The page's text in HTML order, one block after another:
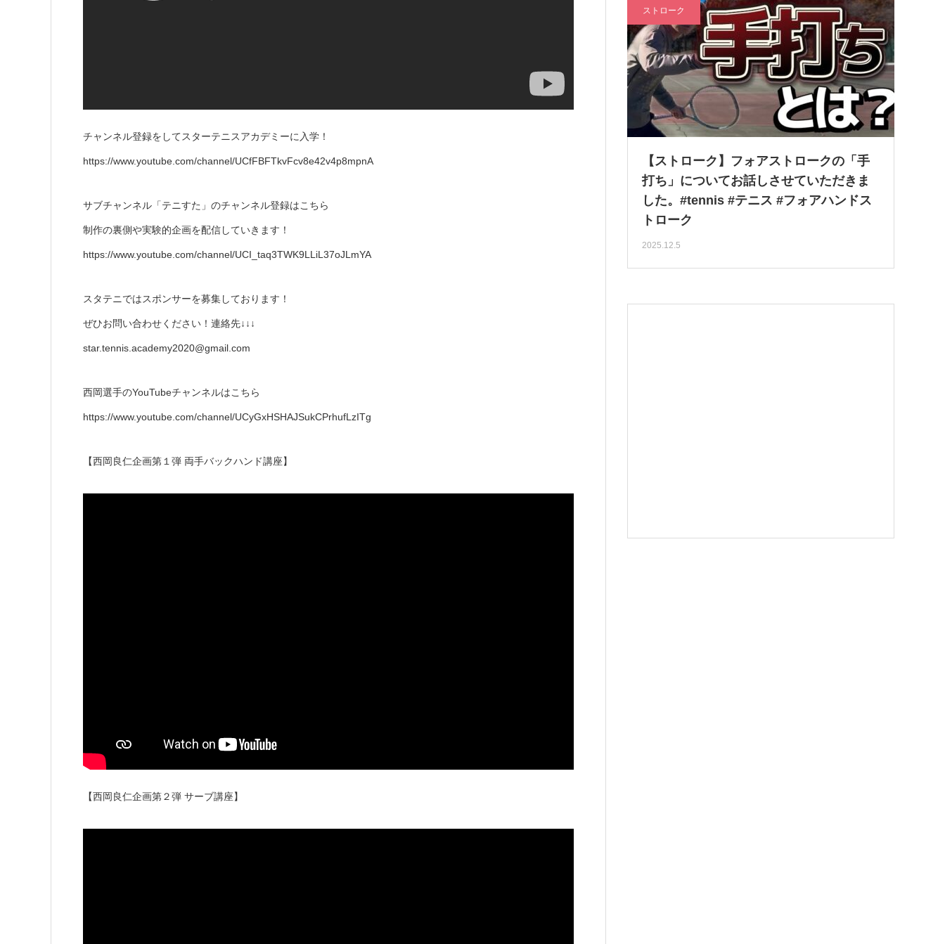
チャンネル登録をしてスターテニスアカデミーに入学！
https://www.youtube.com/channel/UCfFBFTkvFcv8e42v4p8mpnA
サブチャンネル「テニすた」のチャンネル登録はこちら
制作の裏側や実験的企画を配信していきます！
https://www.youtube.com/channel/UCI_taq3TWK9LLiL37oJLmYA
スタテニではスポンサーを募集しております！
ぜひお問い合わせください！連絡先↓↓↓
star.tennis.academy2020@gmail.com
西岡選手のYouTubeチャンネルはこちら
https://www.youtube.com/channel/UCyGxHSHAJSukCPrhufLzITg
【西岡良仁企画第１弾 両手バックハンド講座】
【西岡良仁企画第２弾 サーブ講座】
ストローク
【ストローク】フォアストロークの「手
打ち」についてお話しさせていただきま
した。#tennis #テニス #フォアハンドス
トローク
2025.12.5